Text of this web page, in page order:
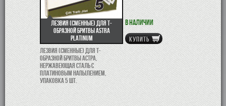
Лезвия (сменные) для Т-
образной бритвы Astra
Platinum
Лезвия (сменные) для Т-
образной бритвы Астра,
нержавеющая сталь с
платиновым напылением,
упаковка 5 шт.
В наличии
КУПИТЬ